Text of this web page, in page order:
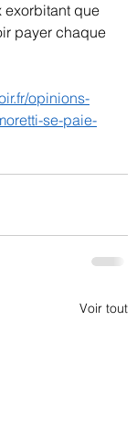
exorbitant que
payer chaque
opinions-
se-paie-
Voir tout